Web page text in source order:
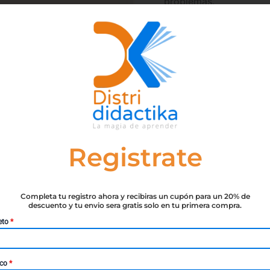
Disponibilidad:
de los derechos de la mujer y la ciudadana”,
sentando las bases para la vindicación de la igualdad
con los dictados patriarcales de la subordinación
de dos siglos y la idea de que la presencia
Registrate
Completa tu registro ahora y recibiras un cupón para un 20% de
descuento y tu envio sera gratis solo en tu primera compra.
*
*